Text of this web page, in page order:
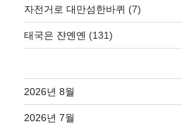
자전거로 대만섬한바퀴 (7)
태국은 쟌옌옌 (131)
2026년 8월
2026년 7월